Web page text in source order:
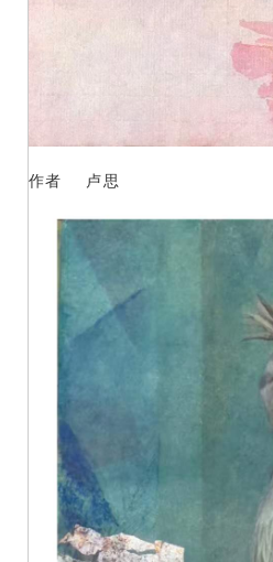
作者 卢思